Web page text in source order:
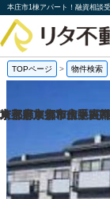
TOPページ > 物件検索
京都府京都市南区吉
京都府京都市伏見区
東京都東大和市中央2
埼玉県加須市土手2丁